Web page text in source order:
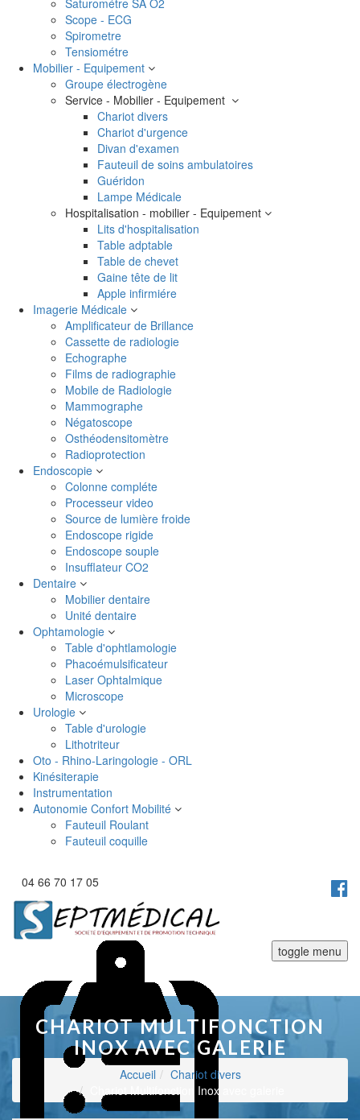
Saturométre SA O2
Scope - ECG
Spirometre
Tensiométre
Mobilier - Equipement
Groupe électrogène
Service - Mobilier - Equipement
Chariot divers
Chariot d'urgence
Divan d'examen
Fauteuil de soins ambulatoires
Guéridon
Lampe Médicale
Hospitalisation - mobilier - Equipement
Lits d'hospitalisation
Table adptable
Table de chevet
Gaine tête de lit
Apple infirmiére
Imagerie Médicale
Amplificateur de Brillance
Cassette de radiologie
Echographe
Films de radiographie
Mobile de Radiologie
Mammographe
Négatoscope
Osthéodensitomètre
Radioprotection
Endoscopie
Colonne compléte
Processeur video
Source de lumière froide
Endoscope rigide
Endoscope souple
Insufflateur CO2
Dentaire
Mobilier dentaire
Unité dentaire
Ophtamologie
Table d'ophtlamologie
Phacoémulsificateur
Laser Ophtalmique
Microscope
Urologie
Table d'urologie
Lithotriteur
Oto - Rhino-Laringologie - ORL
Kinésiterapie
Instrumentation
Autonomie Confort Mobilité
Fauteuil Roulant
Fauteuil coquille
04 66 70 17 05
toggle menu
CHARIOT MULTIFONCTION
INOX AVEC GALERIE
Accueil
Chariot divers
Chariot Multifonction Inox avec galerie